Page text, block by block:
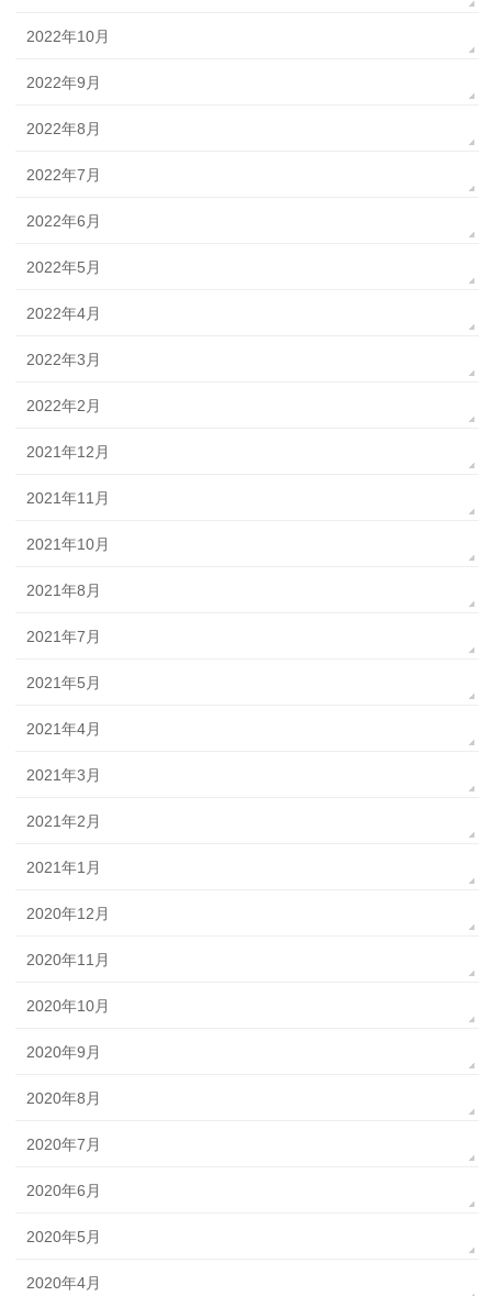
2022年10月
2022年9月
2022年8月
2022年7月
2022年6月
2022年5月
2022年4月
2022年3月
2022年2月
2021年12月
2021年11月
2021年10月
2021年8月
2021年7月
2021年5月
2021年4月
2021年3月
2021年2月
2021年1月
2020年12月
2020年11月
2020年10月
2020年9月
2020年8月
2020年7月
2020年6月
2020年5月
2020年4月